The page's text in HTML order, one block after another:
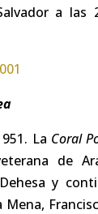
a las
La Coral
de
y